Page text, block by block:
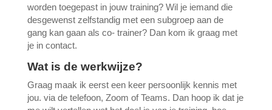
worden toegepast in jouw training? Wil je iemand die
desgewenst zelfstandig met een subgroep aan de
gang kan gaan als co- trainer? Dan kom ik graag met
je in contact.
Wat is de werkwijze?
Graag maak ik eerst een keer persoonlijk kennis met
jou. via de telefoon, Zoom of Teams. Dan hoop ik dat je